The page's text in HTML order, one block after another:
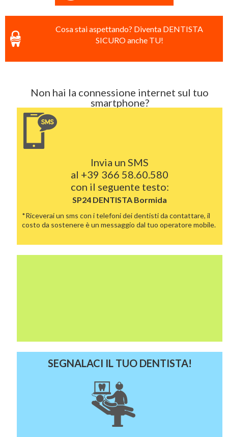
Cosa stai aspettando? Diventa DENTISTA
SICURO anche TU!
Non hai la connessione internet sul tuo
smartphone?
Invia un SMS
al +39 366 58.60.580
con il seguente testo:
SP24 DENTISTA Bormida
*Riceverai un sms con i telefoni dei dentisti da contattare, il
costo da sostenere è un messaggio dal tuo operatore mobile.
SEGNALACI IL TUO DENTISTA!